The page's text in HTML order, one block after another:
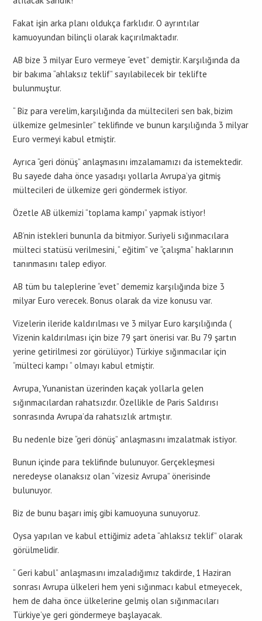
Fakat işin arka planı oldukça farklıdır. O ayrıntılar
kamuoyundan bilinçli olarak kaçırılmaktadır.
AB bize 3 milyar Euro vermeye “evet” demiştir. Karşılığında da
bir bakıma “ahlaksız teklif” sayılabilecek bir teklifte
bulunmuştur.
“ Biz para verelim, karşılığında da mültecileri sen bak, bizim
ülkemize gelmesinler” teklifinde ve bunun karşılığında 3 milyar
Euro vermeyi kabul etmiştir.
Ayrıca “geri dönüş” anlaşmasını imzalamamızı da istemektedir.
Bu sayede daha önce yasadışı yollarla Avrupa’ya gitmiş
mültecileri de ülkemize geri göndermek istiyor.
Özetle AB ülkemizi “toplama kampı” yapmak istiyor!
AB’nin istekleri bununla da bitmiyor. Suriyeli sığınmacılara
mülteci statüsü verilmesini, “ eğitim” ve “çalışma” haklarının
tanınmasını talep ediyor.
AB tüm bu taleplerine “evet” dememiz karşılığında bize 3
milyar Euro verecek. Bonus olarak da vize konusu var.
Vizelerin ileride kaldırılması ve 3 milyar Euro karşılığında (
Vizenin kaldırılması için bize 79 şart önerisi var. Bu 79 şartın
yerine getirilmesi zor görülüyor.) Türkiye sığınmacılar için
“mülteci kampı “ olmayı kabul etmiştir.
Avrupa, Yunanistan üzerinden kaçak yollarla gelen
sığınmacılardan rahatsızdır. Özellikle de Paris Saldırısı
sonrasında Avrupa’da rahatsızlık artmıştır.
Bu nedenle bize “geri dönüş” anlaşmasını imzalatmak istiyor.
Bunun içinde para teklifinde bulunuyor. Gerçekleşmesi
neredeyse olanaksız olan “vizesiz Avrupa” önerisinde
bulunuyor.
Biz de bunu başarı imiş gibi kamuoyuna sunuyoruz.
Oysa yapılan ve kabul ettiğimiz adeta “ahlaksız teklif” olarak
görülmelidir.
“ Geri kabul” anlaşmasını imzaladığımız takdirde, 1 Haziran
sonrası Avrupa ülkeleri hem yeni sığınmacı kabul etmeyecek,
hem de daha önce ülkelerine gelmiş olan sığınmacıları
Türkiye’ye geri göndermeye başlayacak.